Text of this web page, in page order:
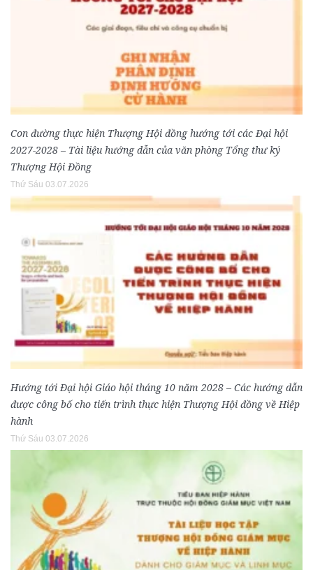
Con đường thực hiện Thượng Hội đồng hướng tới các Đại hội
2027-2028 – Tài liệu hướng dẫn của văn phòng Tổng thư ký
Thượng Hội Đồng
Thứ Sáu 03.07.2026
Hướng tới Đại hội Giáo hội tháng 10 năm 2028 – Các hướng dẫn
được công bố cho tiến trình thực hiện Thượng Hội đồng về Hiệp
hành
Thứ Sáu 03.07.2026